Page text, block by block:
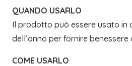
QUANDO USARLO
Il prodotto può essere usato in
dell’anno per fornire benessere
COME USARLO